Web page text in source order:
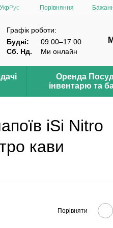
УкрРус Порівняння
Графік роботи:
Будні:
09:00–17:00
Сб. Нд.
Ми онлайн
Оренда
інвентарю та
iSi Nitro
кави
Порівняти